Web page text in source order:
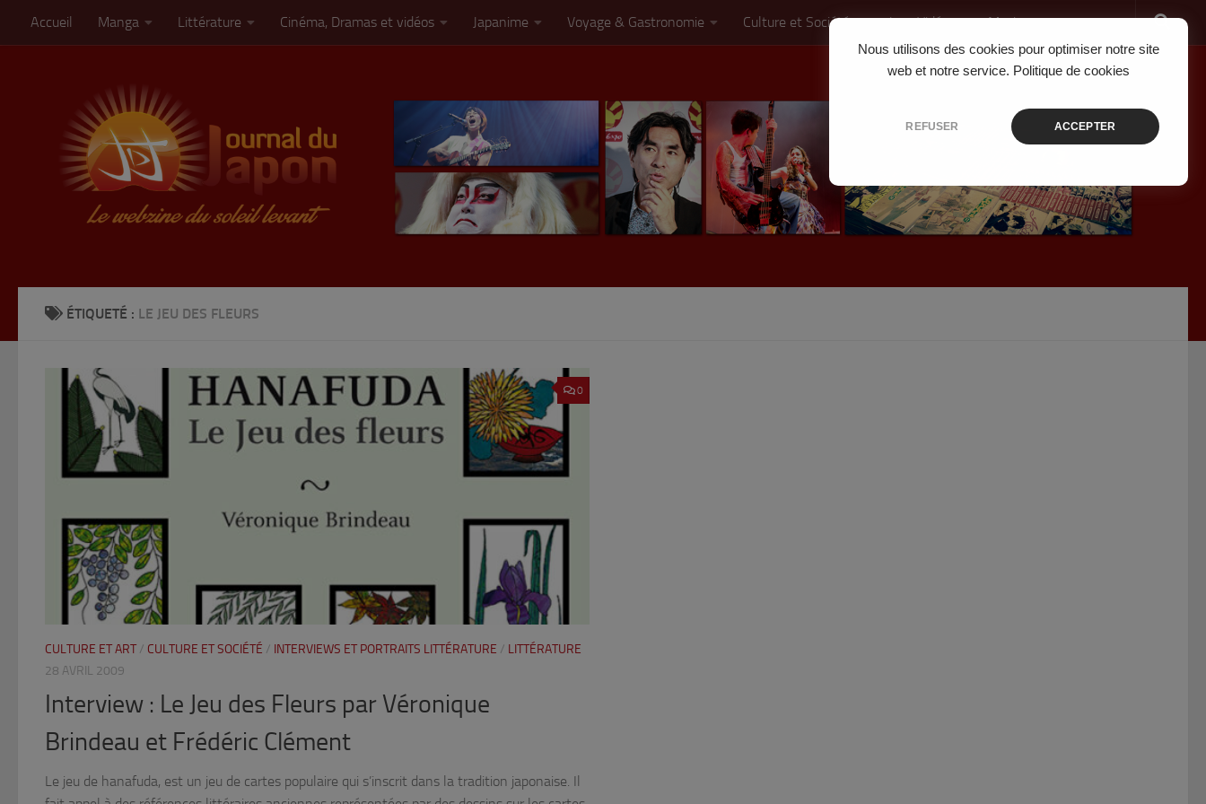
Nous utilisons des cookies pour optimiser notre site
web et notre service. Politique de cookies
REFUSER ACCEPTER
Skip to content
Accueil Manga Littérature Cinéma, Dramas et vidéos Japanime Voyage & Gastronomie Culture et Société Jeux Vidéo Musique
ÉTIQUETÉ : LE JEU DES FLEURS
0
CULTURE ET ART / CULTURE ET SOCIÉTÉ / INTERVIEWS ET PORTRAITS LITTÉRATURE / LITTÉRATURE
28 AVRIL 2009
Interview : Le Jeu des Fleurs par Véronique
Brindeau et Frédéric Clément
Le jeu de hanafuda, est un jeu de cartes populaire qui s’inscrit dans la tradition japonaise. Il